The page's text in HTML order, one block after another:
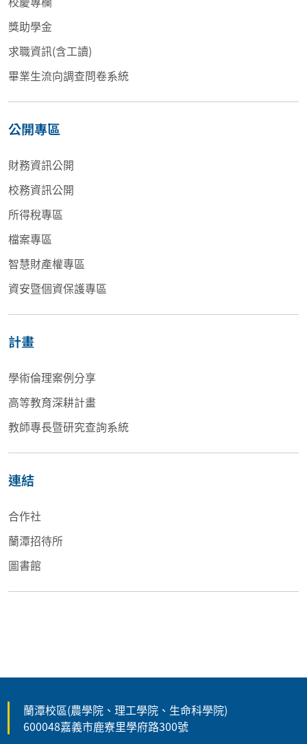
獎助學金
求職資訊(含工讀)
畢業生流向調查問卷系統
公開專區
財務資訊公開
校務資訊公開
所得稅專區
檔案專區
智慧財產權專區
資安暨個資保護專區
計畫
學術倫理案例分享
高等教育深耕計畫
教師專長暨研究查詢系統
連結
合作社
蘭潭招待所
圖書館
蘭潭校區(農學院、理工學院、生命科學院)
600048嘉義市鹿寮里學府路300號